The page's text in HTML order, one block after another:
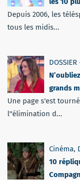
Depuis 2006, les
tous les midis...
grands
Une page s'est
l''élimination d...
Cinéma,
10